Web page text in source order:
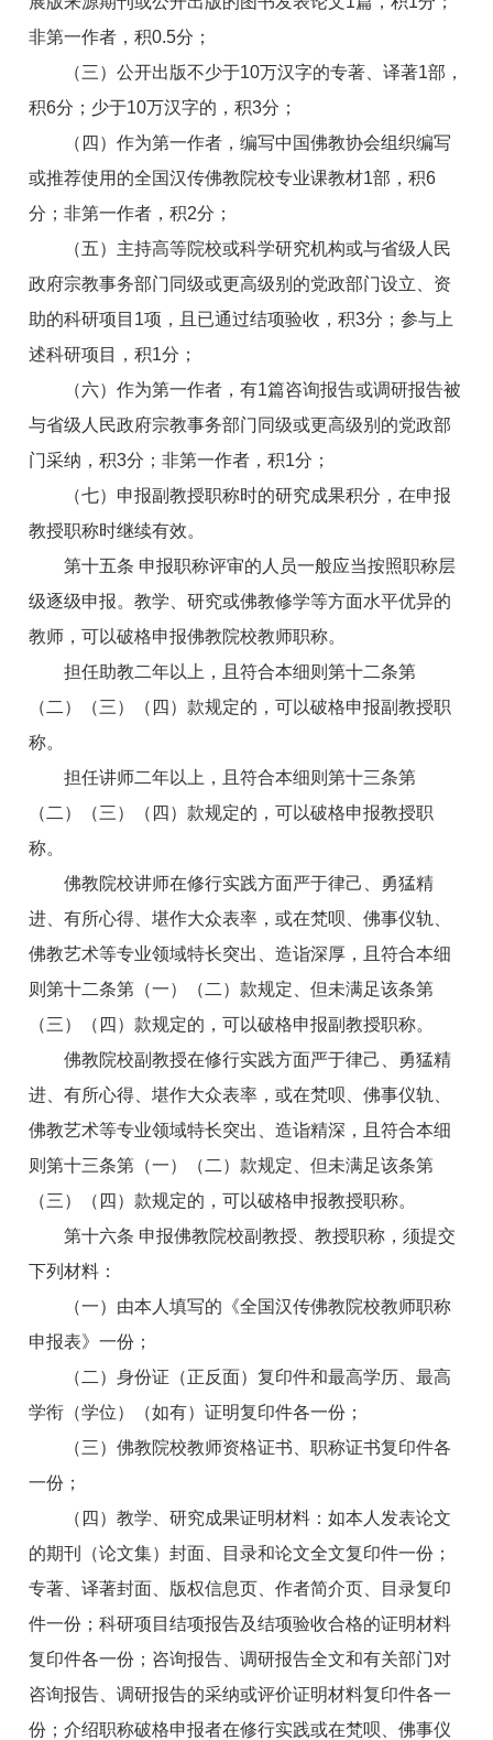
非第一作者，积0.5分；
（三）公开出版不少于10万汉字的专著、译著1部，
积6分；少于10万汉字的，积3分；
（四）作为第一作者，编写中国佛教协会组织编写
或推荐使用的全国汉传佛教院校专业课教材1部，积6
分；非第一作者，积2分；
（五）主持高等院校或科学研究机构或与省级人民
政府宗教事务部门同级或更高级别的党政部门设立、资
助的科研项目1项，且已通过结项验收，积3分；参与上
述科研项目，积1分；
（六）作为第一作者，有1篇咨询报告或调研报告被
与省级人民政府宗教事务部门同级或更高级别的党政部
门采纳，积3分；非第一作者，积1分；
（七）申报副教授职称时的研究成果积分，在申报
教授职称时继续有效。
第十五条 申报职称评审的人员一般应当按照职称层
级逐级申报。教学、研究或佛教修学等方面水平优异的
教师，可以破格申报佛教院校教师职称。
担任助教二年以上，且符合本细则第十二条第
（二）（三）（四）款规定的，可以破格申报副教授职
称。
担任讲师二年以上，且符合本细则第十三条第
（二）（三）（四）款规定的，可以破格申报教授职
称。
佛教院校讲师在修行实践方面严于律己、勇猛精
进、有所心得、堪作大众表率，或在梵呗、佛事仪轨、
佛教艺术等专业领域特长突出、造诣深厚，且符合本细
则第十二条第（一）（二）款规定、但未满足该条第
（三）（四）款规定的，可以破格申报副教授职称。
佛教院校副教授在修行实践方面严于律己、勇猛精
进、有所心得、堪作大众表率，或在梵呗、佛事仪轨、
佛教艺术等专业领域特长突出、造诣精深，且符合本细
则第十三条第（一）（二）款规定、但未满足该条第
（三）（四）款规定的，可以破格申报教授职称。
第十六条 申报佛教院校副教授、教授职称，须提交
下列材料：
（一）由本人填写的《全国汉传佛教院校教师职称
申报表》一份；
（二）身份证（正反面）复印件和最高学历、最高
学衔（学位）（如有）证明复印件各一份；
（三）佛教院校教师资格证书、职称证书复印件各
一份；
（四）教学、研究成果证明材料：如本人发表论文
的期刊（论文集）封面、目录和论文全文复印件一份；
专著、译著封面、版权信息页、作者简介页、目录复印
件一份；科研项目结项报告及结项验收合格的证明材料
复印件各一份；咨询报告、调研报告全文和有关部门对
咨询报告、调研报告的采纳或评价证明材料复印件各一
份；介绍职称破格申报者在修行实践或在梵呗、佛事仪